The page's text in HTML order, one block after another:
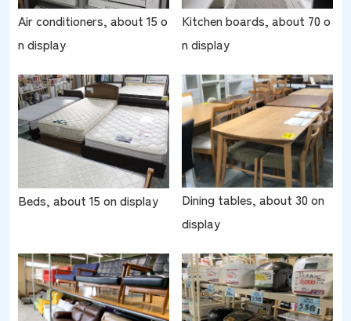
Air conditioners, about 15 o
n display
Kitchen boards, about 70 o
n display
Beds, about 15 on display
Dining tables, about 30 on
display